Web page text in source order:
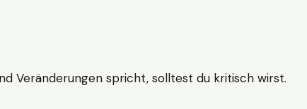
Veränderungen spricht, solltest du kritisch wirst.